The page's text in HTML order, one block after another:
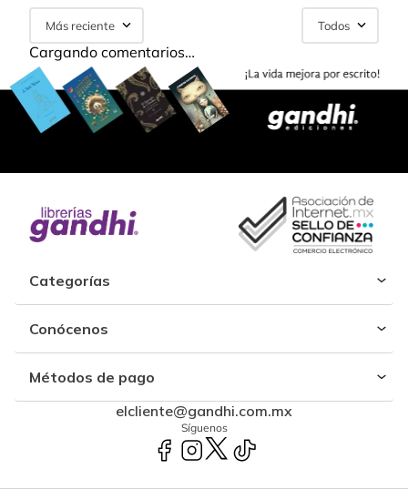
Más reciente Todos
Cargando comentarios…
Categorías
Conócenos
Métodos de pago
elcliente@gandhi.com.mx
Síguenos